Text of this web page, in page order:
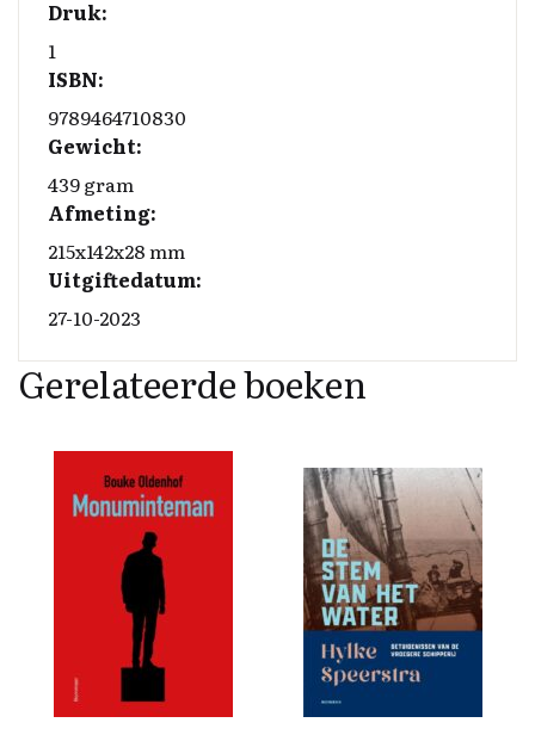
Druk:
1
ISBN:
9789464710830
Gewicht:
439 gram
Afmeting:
215x142x28 mm
Uitgiftedatum:
27-10-2023
Gerelateerde boeken